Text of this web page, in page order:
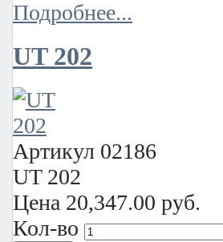
Подробнее...
UT 202
Артикул 02186
UT 202
Цена 20,347.00 руб.
Кол-во